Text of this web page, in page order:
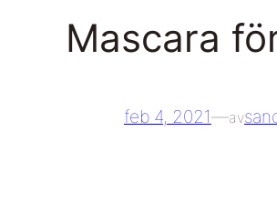
Mascara
feb 4, 2021—av